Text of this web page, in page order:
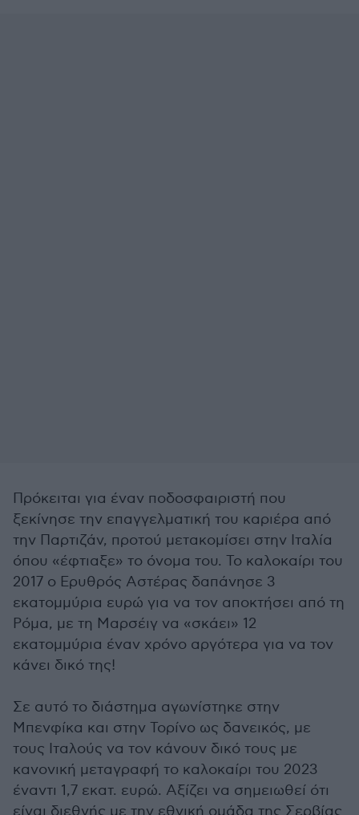
Πρόκειται για έναν ποδοσφαιριστή που
ξεκίνησε την επαγγελματική του καριέρα από
την Παρτιζάν, προτού μετακομίσει στην Ιταλία
όπου «έφτιαξε» το όνομα του. Το καλοκαίρι του
2017 ο Ερυθρός Αστέρας δαπάνησε 3
εκατομμύρια ευρώ για να τον αποκτήσει από τη
Ρόμα, με τη Μαρσέιγ να «σκάει» 12
εκατομμύρια έναν χρόνο αργότερα για να τον
κάνει δικό της!
Σε αυτό το διάστημα αγωνίστηκε στην
Μπενφίκα και στην Τορίνο ως δανεικός, με
τους Ιταλούς να τον κάνουν δικό τους με
κανονική μεταγραφή το καλοκαίρι του 2023
έναντι 1,7 εκατ. ευρώ. Αξίζει να σημειωθεί ότι
είναι διεθνής με την εθνική ομάδα της Σερβίας